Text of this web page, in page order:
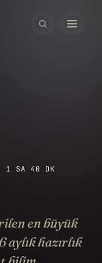
1 SA 40 DK
en büyük
aylık hazırlık